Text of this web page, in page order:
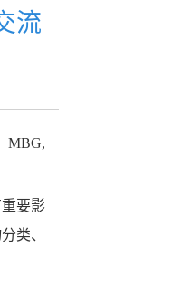
流
MBG,
要影
类、